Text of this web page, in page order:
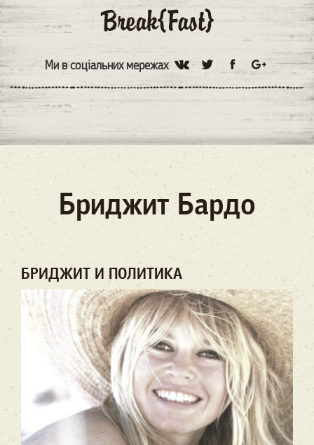
Ми в соціальних мережах
Бриджит Бардо
БРИДЖИТ И ПОЛИТИКА